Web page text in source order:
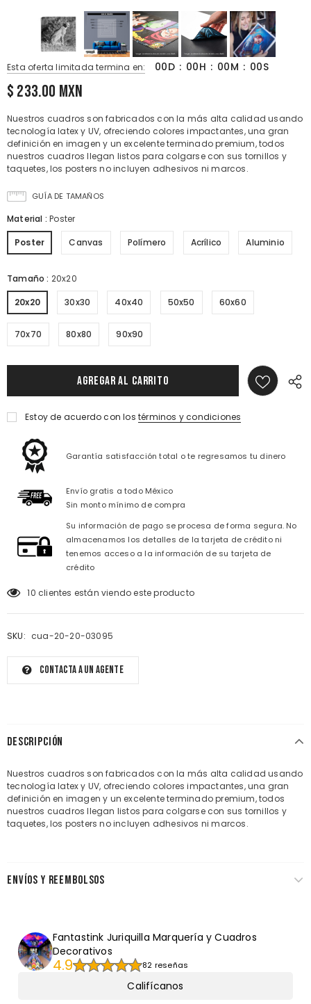
Esta oferta limitada termina en: 00D : 00H : 00M : 00S
$ 233.00 MXN
Nuestros cuadros son fabricados con la más alta calidad usando
tecnología latex y UV, ofreciendo colores impactantes, una gran
definición en imagen y un excelente terminado premium, todos
nuestros cuadros llegan listos para colgarse con sus tornillos y
taquetes, los posters no incluyen adhesivos ni marcos.
GUÍA DE TAMAÑOS
Material :Poster
Poster Canvas Polímero Acrílico Aluminio
Tamaño : 20x20
20x20 30x30 40x40 50x50 60x60
70x70 80x80 90x90
Estoy de acuerdo con los términos y condiciones
Garantía satisfacción total o te regresamos tu dinero
Envío gratis a todo México
Sin monto mínimo de compra
Su información de pago se procesa de forma segura. No
almacenamos los detalles de la tarjeta de crédito ni
tenemos acceso a la información de su tarjeta de
crédito
10 clientes están viendo este producto
SKU: cua-20-20-03095
Contacta a un agente
DESCRIPCIÓN
Nuestros cuadros son fabricados con la más alta calidad usando
tecnología latex y UV, ofreciendo colores impactantes, una gran
definición en imagen y un excelente terminado premium, todos
nuestros cuadros llegan listos para colgarse con sus tornillos y
taquetes, los posters no incluyen adhesivos ni marcos.
ENVÍOS Y REEMBOLSOS
Fantastink Juriquilla Marquería y Cuadros
Decorativos
4.9 82 reseñas
Califícanos